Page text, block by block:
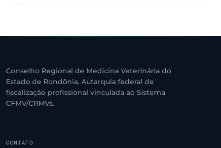
Conselho Regional de Medicina Veterinária do
Estado de Rondônia. Autarquia federal de
fiscalização profissional vinculada ao Sistema
CFMV/CRMVs.
CONTATO